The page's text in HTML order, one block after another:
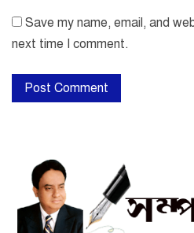
Save my name, email, and
next time I comment.